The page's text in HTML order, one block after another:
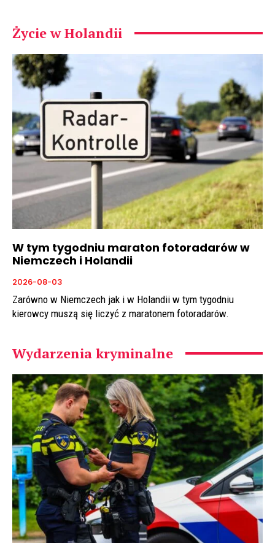
Życie w Holandii
W tym tygodniu maraton fotoradarów w
Niemczech i Holandii
2026-08-03
Zarówno w Niemczech jak i w Holandii w tym tygodniu
kierowcy muszą się liczyć z maratonem fotoradarów.
Wydarzenia kryminalne